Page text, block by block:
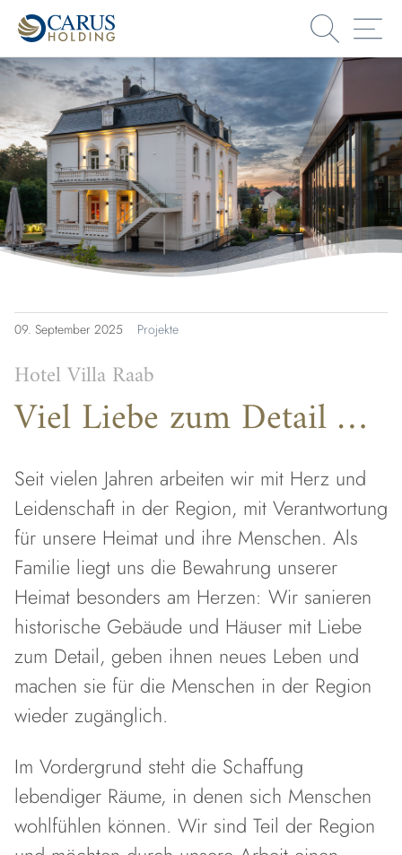
Suche
09. September 2025 Projekte
Hotel Villa Raab
Viel Liebe zum Detail …
Seit vielen Jahren arbeiten wir mit Herz und
Leidenschaft in der Region, mit Verantwortung
für unsere Heimat und ihre Menschen. Als
Familie liegt uns die Bewahrung unserer
Heimat besonders am Herzen: Wir sanieren
historische Gebäude und Häuser mit Liebe
zum Detail, geben ihnen neues Leben und
machen sie für die Menschen in der Region
wieder zugänglich.
Im Vordergrund steht die Schaffung
lebendiger Räume, in denen sich Menschen
wohlfühlen können. Wir sind Teil der Region